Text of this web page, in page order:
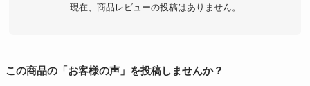
現在、商品レビューの投稿はありません。
この商品の「お客様の声」を投稿しませんか？